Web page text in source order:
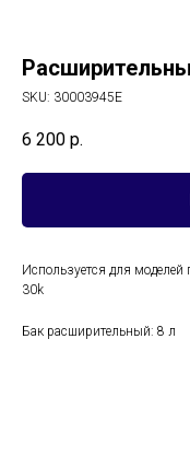
SKU: 30003945E
6 200 р.
Используется для моделей
30k
Бак расширительный: 8 л